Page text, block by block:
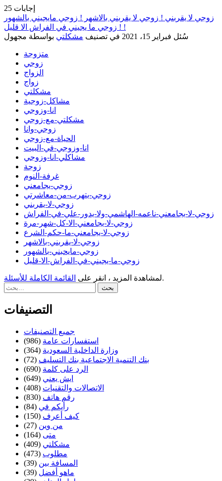
25 إجابات
زوجي لا يقربني ! زوجي لا يقربني بالاشهر ! زوجي مايجيني بالشهور
! زوجي ما يجيني في الفراش الا قليل !
سُئل فبراير 15، 2021 في تصنيف مشكلتي بواسطة مجهول
متزوجة
زوجي
الزواج
زواج
مشكلتي
مشاكل-زوجية
انا-وزوجي
مشكلتي-مع-زوجي
زوجي-وانا
الحياة-مع-زوجي
انا-وزوجي-في-البيت
مشاكلي-انا-وزوجي
زوجة
غرفة-النوم
زوجي-يجامعني
زوجي-يتهرب-من-معاشرتي
زوجي-لا-يقربني
زوجي-لا-يجامعني-ناعمه-الهاشمي-ولا-يدور-علي-في-الفراش
زوجي-لا-يجامعني-الا-كل-شهر-مرة
زوجي-لا-يجامعني-ما-حكم-الشرع
زوجي-لا-يقربني-بالاشهر
زوجي-مايحبني-بالشهور
زوجي-ما-يجيني-في-الفراش-الا-قليل
لمشاهدة المزيد ، انقر على القائمة الكاملة للأسئلة .
التصنيفات
جميع التصنيفات
استفسارات عامة (986)
وزارة الداخلية السعودية (364)
بنك التنمية الاجتماعية بنك التسليف (72)
الرد على كلمة (690)
ايش يعني (649)
الاتصالات والتقنيات (408)
رقم هاتف (830)
رأيكم في (84)
كيف أعرف (150)
من وين (27)
متى (164)
مشكلتي (409)
مطلوب (473)
المسافة بين (39)
ماهو أفضل (39)